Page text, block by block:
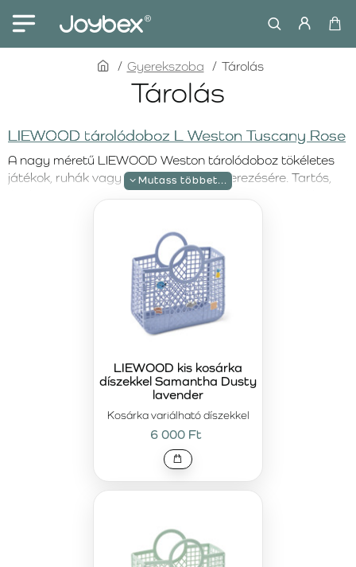
Tárolás
homeGyerekszoba Tárolás
LIEWOOD tárolódoboz L Weston Tuscany Rose
A nagy méretű LIEWOOD Weston tárolódoboz tökéletes
játékok, ruhák vagy apróságok rendszerezésére. Tartós,
újrahasznosított műanyagból készült, könnyen tisztítható
és stílusosan illeszkedik bármelyik gyerekszobába.
LIEWOOD tárolódobozok M Weston Sandy – 2
A két darabos LIEWOOD Weston M méretű tárolódoboz
szett praktikus megoldás a rendszerezéshez.
Összecsukható kialakítása helytakarékos, letisztult
dizájnja pedig bármilyen enteriőrbe illik.
Kosárka variálható díszekkel
LIEWOOD kis kosárka
díszekkel Samantha Dusty
lavender
6 000 Ft